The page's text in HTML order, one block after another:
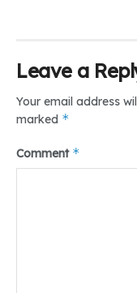
Tr: Halimah Tunsya’
#umsu
Leave a
Your email address
marked *
Comment *